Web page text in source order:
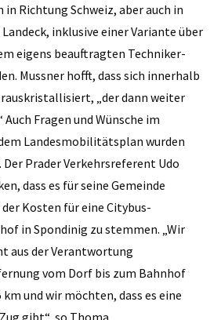
Richtung Schweiz, aber auch in
inklusive einer Variante über
eigens beauftragten Techniker-
Mussner hofft, dass sich innerhalb
„der dann weiter
Fragen und Wünsche im
Landesmobilitätsplan wurden
Prader Verkehrsreferent Udo
dass es für seine Gemeinde
Kosten für eine Citybus-
in Spondinig zu stemmen. „Wir
aus der Verantwortung
vom Dorf bis zum Bahnhof
und wir möchten, dass es eine
gibt“, so Thoma.